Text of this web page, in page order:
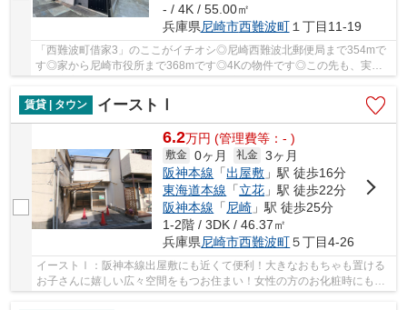
- / 4K / 55.00㎡
兵庫県尼崎市西難波町１丁目11-19
「西難波町借家3」のここがイチオシ◎尼崎西難波北郵便局まで354mで
す◎家から尼崎市役所まで368mです◎4Kの物件です◎この先も、実り
ある充実した生活を送りたいですよね◎新しい生活を始...
賃貸 | タウン
イーストⅠ
6.2万円 (管理費等：- )
敷金 0ヶ月 礼金 3ヶ月
阪神本線 「出屋敷 」駅 徒歩16分
東海道本線 「立花 」駅 徒歩22分
阪神本線 「尼崎 」駅 徒歩25分
1-2階 / 3DK / 46.37㎡
兵庫県尼崎市西難波町５丁目4-26
イーストⅠ：阪神本線出屋敷にも近くて便利！大きなおもちゃも置ける
お子さんに嬉しい広々空間をもつお住まい！女性の方のお化粧時にも快
適な機能性を発揮する独立洗面所！日々の素敵な...